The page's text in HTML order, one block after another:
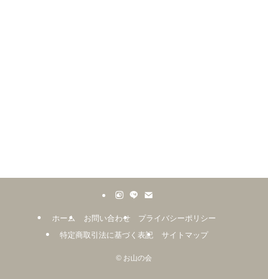
ホーム お問い合わせ
プライバシーポリシー
特定商取引法に基づく表記
サイトマップ
© お山の会